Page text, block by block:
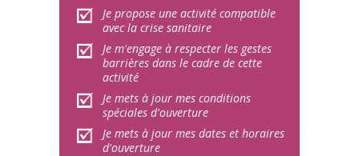
Je propose une activité compatible
avec la crise sanitaire
Je m'engage à respecter les gestes
barrières dans le cadre de cette
activité
Je mets à jour mes conditions
spéciales d'ouverture
Je mets à jour mes dates et horaires
d'ouverture